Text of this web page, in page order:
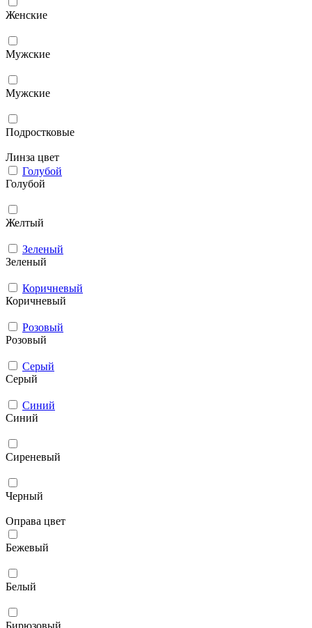
Женские
Мужcкие
Мужские
Подростковые
Линза цвет
Голубой
Голубой
Желтый
Зеленый
Зеленый
Коричневый
Коричневый
Розовый
Розовый
Серый
Серый
Синий
Синий
Сиреневый
Черный
Оправа цвет
Бежевый
Белый
Бирюзовый